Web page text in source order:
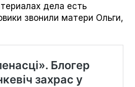
дела есть
звонили матери Ольги,